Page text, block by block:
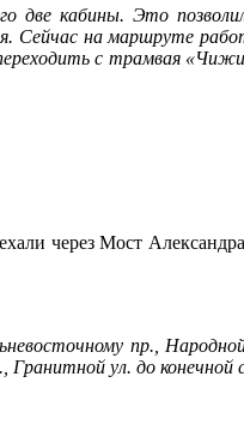
кабины. Это
на маршруте
с трамвая
через Мост
пр.,
Гранитной ул. до